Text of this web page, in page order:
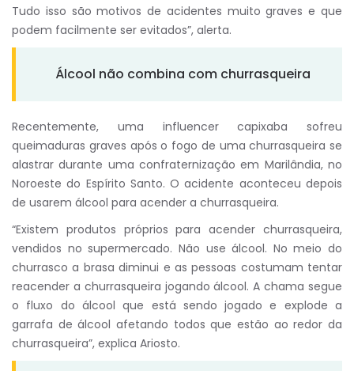
Tudo isso são motivos de acidentes muito graves e que
podem facilmente ser evitados”, alerta.
Álcool não combina com churrasqueira
Recentemente, uma influencer capixaba sofreu
queimaduras graves após o fogo de uma churrasqueira se
alastrar durante uma confraternização em Marilândia, no
Noroeste do Espírito Santo. O acidente aconteceu depois
de usarem álcool para acender a churrasqueira.
“Existem produtos próprios para acender churrasqueira,
vendidos no supermercado. Não use álcool. No meio do
churrasco a brasa diminui e as pessoas costumam tentar
reacender a churrasqueira jogando álcool. A chama segue
o fluxo do álcool que está sendo jogado e explode a
garrafa de álcool afetando todos que estão ao redor da
churrasqueira”, explica Ariosto.